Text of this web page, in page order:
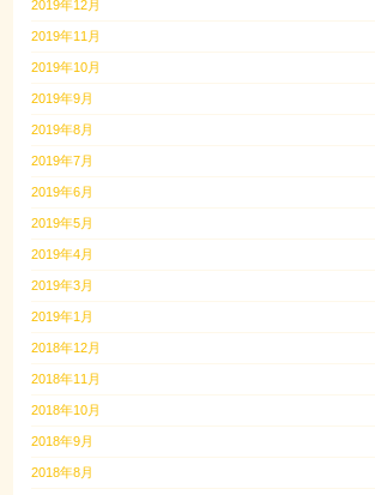
2019年12月
2019年11月
2019年10月
2019年9月
2019年8月
2019年7月
2019年6月
2019年5月
2019年4月
2019年3月
2019年1月
2018年12月
2018年11月
2018年10月
2018年9月
2018年8月